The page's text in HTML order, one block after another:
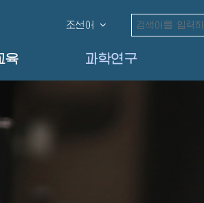
조선어
육 과학연구